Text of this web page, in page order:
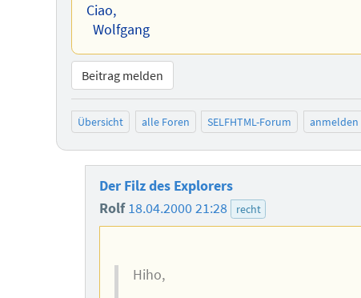
Ciao,
Wolfgang
Beitrag melden
Übersicht alle Foren SELFHTML-Forum anmelden
Der Filz des Explorers
Rolf18.04.2000 21:28 recht
Hiho,